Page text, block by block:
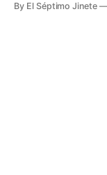
By El Séptimo Jinete